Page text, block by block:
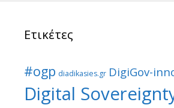
Ετικέτες
#ogp diadikasies.gr DigiGov-
Digital